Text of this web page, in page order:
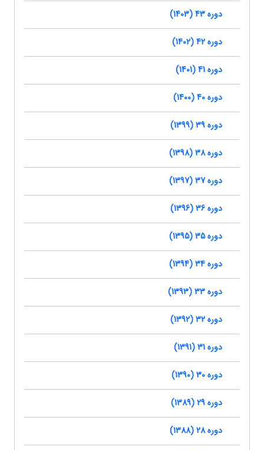
دوره 43 (1403)
دوره 42 (1402)
دوره 41 (1401)
دوره 40 (1400)
دوره 39 (1399)
دوره 38 (1398)
دوره 37 (1397)
دوره 36 (1396)
دوره 35 (1395)
دوره 34 (1394)
دوره 33 (1393)
دوره 32 (1392)
دوره 31 (1391)
دوره 30 (1390)
دوره 29 (1389)
دوره 28 (1388)